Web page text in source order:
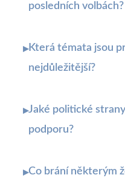
posledních volbách?
▸Která témata jsou
nejdůležitější?
▸Jaké politické
podporu?
▸Co brání některým